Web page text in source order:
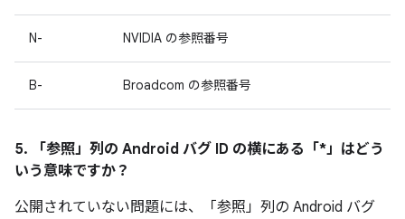
N- NVIDIA の参照番号
B- Broadcom の参照番号
5. 「参照」 列の Android バグ ID の横にある「*」はどう
いう意味ですか？
公開されていない問題には、「参照」列の Android バグ